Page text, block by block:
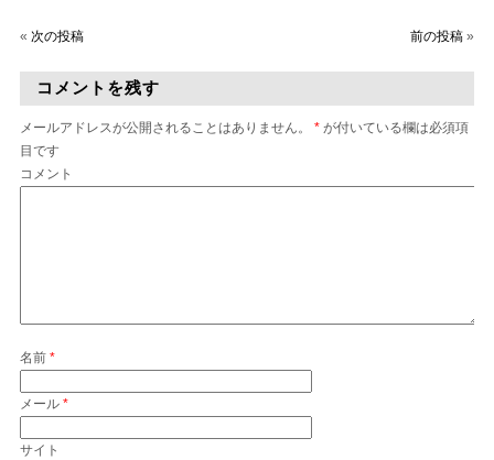
« 次の投稿 前の投稿 »
コメントを残す
メールアドレスが公開されることはありません。 *が付いている欄は必須項
目です
コメント
名前 *
メール *
サイト